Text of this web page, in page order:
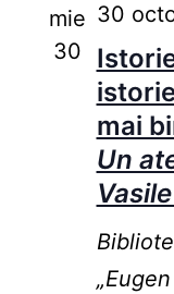
mie
30
mai
Un
30